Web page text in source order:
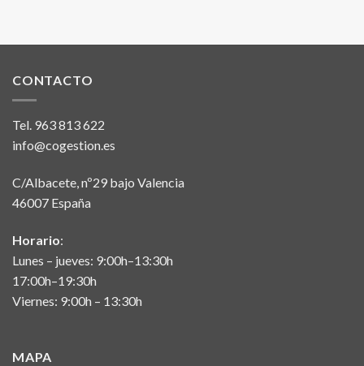
CONTACTO
Tel. 963 813 622
info@cogestion.es
C/Albacete, nº29 bajo Valencia
46007 España
Horario:
Lunes – jueves: 9:00h–13:30h
17:00h–19:30h
Viernes: 9:00h – 13:30h
MAPA